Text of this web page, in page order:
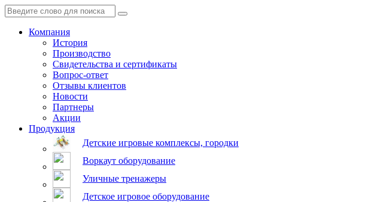
Компания
История
Производство
Свидетельства и сертификаты
Вопрос-ответ
Отзывы клиентов
Новости
Партнеры
Акции
Продукция
Детские игровые комплексы, городки
Воркаут оборудование
Уличные тренажеры
Детское игровое оборудование